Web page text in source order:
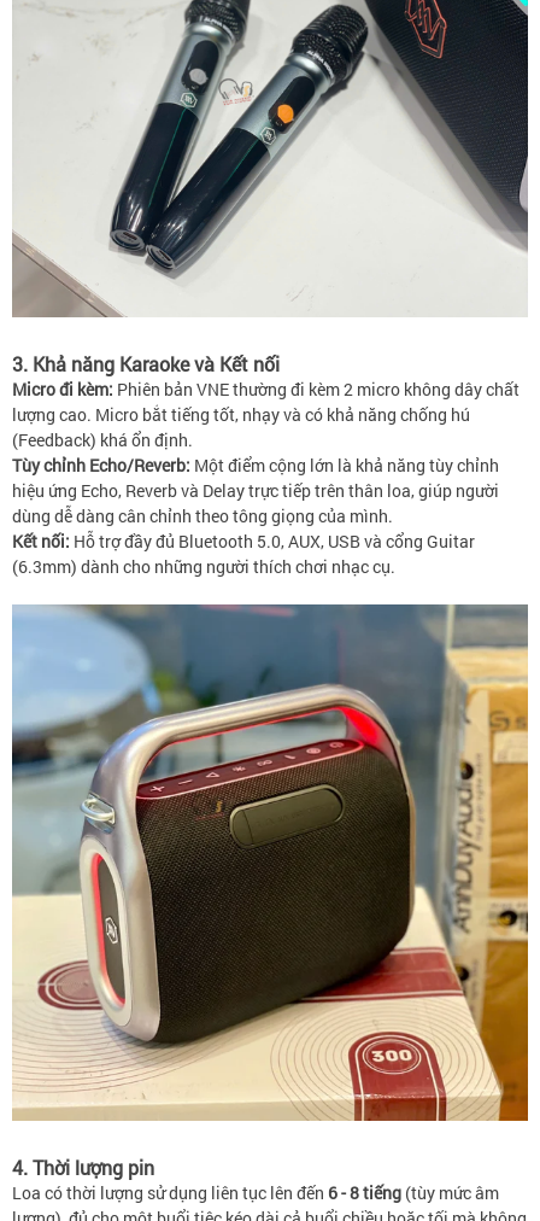
3. Khả năng Karaoke và Kết nối
Micro đi kèm: Phiên bản VNE thường đi kèm 2 micro không dây chất
lượng cao. Micro bắt tiếng tốt, nhạy và có khả năng chống hú
(Feedback) khá ổn định.
Tùy chỉnh Echo/Reverb: Một điểm cộng lớn là khả năng tùy chỉnh
hiệu ứng Echo, Reverb và Delay trực tiếp trên thân loa, giúp người
dùng dễ dàng cân chỉnh theo tông giọng của mình.
Kết nối: Hỗ trợ đầy đủ Bluetooth 5.0, AUX, USB và cổng Guitar
(6.3mm) dành cho những người thích chơi nhạc cụ.
4. Thời lượng pin
Loa có thời lượng sử dụng liên tục lên đến 6 - 8 tiếng (tùy mức âm